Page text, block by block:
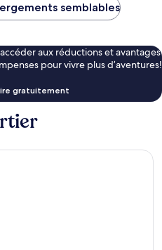
semblables
aux réductions et avantages
pour vivre plus d’aventures!
gratuitement